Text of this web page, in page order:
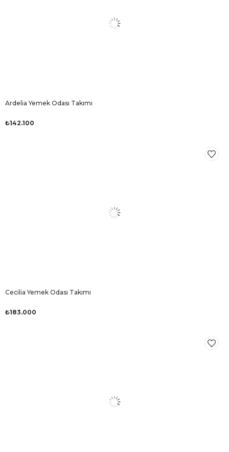
Ardelia Yemek Odası Takımı
₺142.100
Cecilia Yemek Odası Takımı
₺183.000